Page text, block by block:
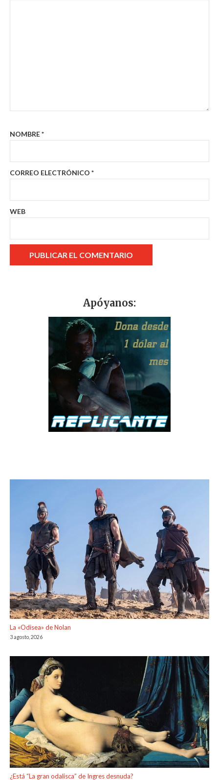
NOMBRE*
CORREO ELECTRÓNICO *
WEB
Apóyanos:
La «Odisea» de Nolan
3 agosto, 2026
¿Está “La gran odalisca” de Ingres desnuda?